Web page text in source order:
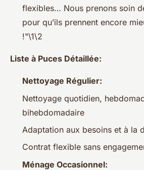
flexibles… Nous prenons soin
pour qu’ils prennent encore
!"\1\2
Liste à Puces Détaillée:
Nettoyage Régulier:
Nettoyage quotidien,
bihebdomadaire
Adaptation aux besoins et à la
Contrat flexible sans
Ménage Occasionnel: